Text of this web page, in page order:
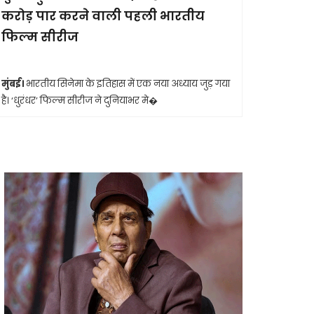
Shashwatdrishti.in
May 15, 2026
जहां कभी एम्बुलेंस
Shashwatdrishti.in
May 2, 2026
छत्तीसगढ़ के कांकेर में
करोड़ पार करने वाली पहली भारतीय
फिल्म सीरीज
मुंबई। भारतीय सिनेमा के इतिहास में एक नया अध्याय जुड़ गया
है। ‘धुरंधर’ फिल्म सीरीज ने दुनियाभर मे�